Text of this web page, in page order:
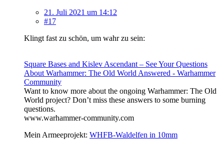
21. Juli 2021 um 14:12
#17
Klingt fast zu schön, um wahr zu sein:
Square Bases and Kislev Ascendant – See Your Questions
About Warhammer: The Old World Answered - Warhammer
Community
Want to know more about the ongoing Warhammer: The Old
World project? Don’t miss these answers to some burning
questions.
www.warhammer-community.com
Mein Armeeprojekt: WHFB-Waldelfen in 10mm